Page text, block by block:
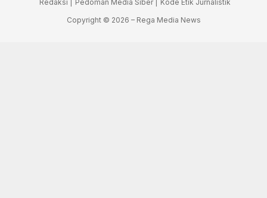
Redaksi | Pedoman Media Siber |
Kode Etik Jurnalistik
Copyright © 2026 – Rega Media News